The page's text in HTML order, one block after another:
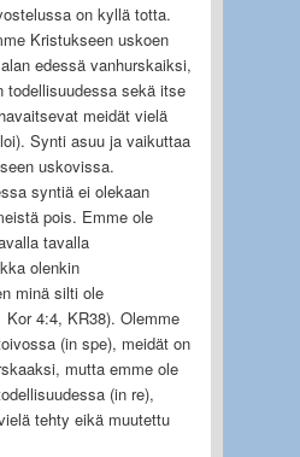
on kyllä totta.
Kristukseen uskoen
edessä vanhurskaiksi,
todellisuudessa sekä itse
meidät vielä
Synti asuu ja vaikuttaa
uskovissa.
syntiä ei olekaan
pois. Emme ole
tavalla
olenkin
minä silti ole
Kor 4:4, KR38). Olemme
(in spe), meidät on
mutta emme ole
(in re),
tehty eikä muutettu